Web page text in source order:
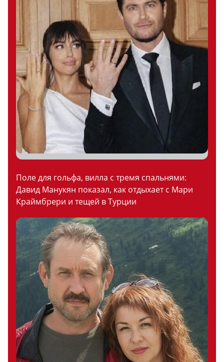
Поле для гольфа, вилла с тремя спальнями:
Давид Манукян показал, как отдыхает с Мари
Краймбрери и тещей в Турции